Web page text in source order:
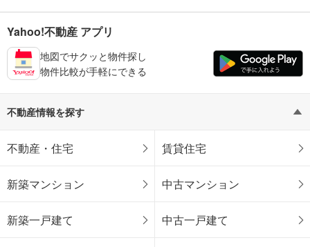
Yahoo!不動産 アプリ
地図でサクッと物件探し
物件比較が手軽にできる
不動産情報を探す
不動産・住宅 賃貸住宅
新築マンション 中古マンション
新築一戸建て 中古一戸建て